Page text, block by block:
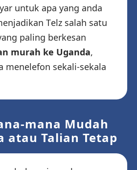
untuk apa yang anda
Telz salah satu
paling berkesan
murah ke Uganda,
menelefon sekali-sekala
mana Mudah
atau Talian Tetap